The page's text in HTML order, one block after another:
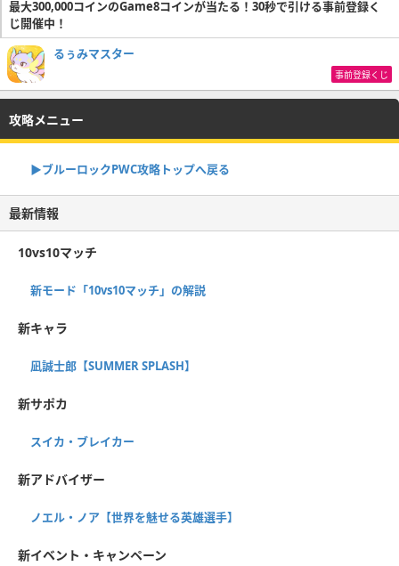
最大300,000コインのGame8コインが当たる！30秒で引ける事前登録く
じ開催中！
るぅみマスター
事前登録くじ
攻略メニュー
▶︎ブルーロックPWC攻略トップへ戻る
最新情報
10vs10マッチ
新モード「10vs10マッチ」の解説
新キャラ
凪誠士郎【SUMMER SPLASH】
新サポカ
スイカ・ブレイカー
新アドバイザー
ノエル・ノア【世界を魅せる英雄選手】
新イベント・キャンペーン